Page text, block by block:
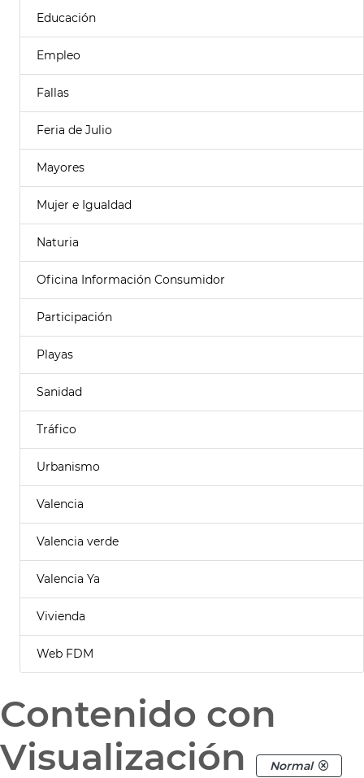
Educación
Empleo
Fallas
Feria de Julio
Mayores
Mujer e Igualdad
Naturia
Oficina Información Consumidor
Participación
Playas
Sanidad
Tráfico
Urbanismo
Valencia
Valencia verde
Valencia Ya
Vivienda
Web FDM
Contenido con
Visualización
Normal